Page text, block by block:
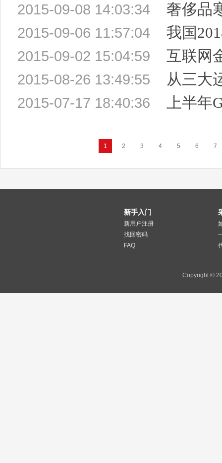
2015-09-08 14:03:34 奢侈品
2015-09-06 11:57:04 我国2018
2015-09-02 15:04:59 互联网金
2015-08-26 13:49:55 从三大
2015-07-17 18:40:36 上半年GDP
1 2 3 4 5 6 7
新手入门
新用户注册
找回密码
FAQ
Copyright ©